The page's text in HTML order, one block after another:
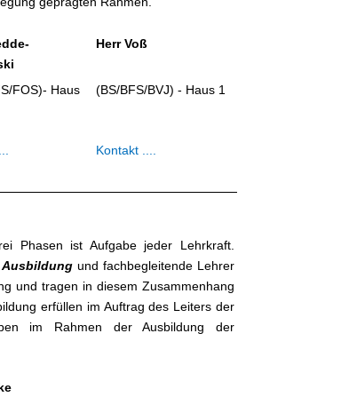
Herr Voß
FOS)- Haus
(BS/BFS/BVJ) - Haus 1
Kontakt ....
Phasen ist Aufgabe jeder Lehrkraft.
Ausbildung und fachbegleitende Lehrer
und tragen in diesem Zusammenhang
erfüllen im Auftrag des Leiters der
im Rahmen der Ausbildung der